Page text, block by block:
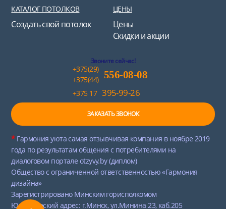
КАТАЛОГ ПОТОЛКОВ
Создать свой потолок
ЦЕНЫ
Цены
Скидки и акции
Звоните сейчас!
+375(29)
+375(44)
556-08-08
+375 17 395-99-26
ЗАКАЗАТЬ ЗВОНОК
* Гармония уюта самая отзывчивая компания в ноябре 2019
года по результатам общения с потребителями на
диалоговом портале otzyvy.by (диплом)
Общество с ограниченной ответственностью «Гармония
дизайна»
Зарегистрировано Минским горисполкомом
Юридический адрес: г.Минск, ул.Минина 23, каб.205